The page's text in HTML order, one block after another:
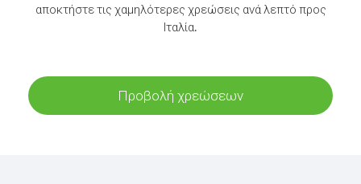
αποκτήστε τις χαμηλότερες χρεώσεις ανά λεπτό προς
Ιταλία.
Προβολή χρεώσεων